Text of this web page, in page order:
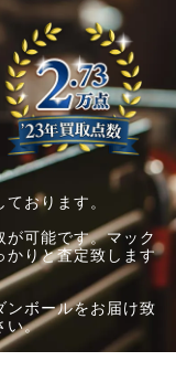
おります。
が可能です。マック
かりと査定致します
ンボールをお届け致
い。